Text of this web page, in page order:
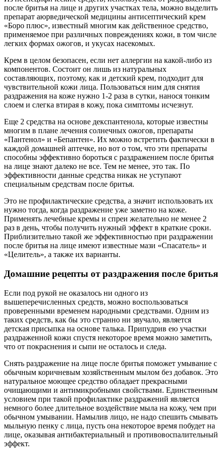
после бритья на лице и других участках тела, можно выделить
препарат аюрведической медицины антисептический крем
«Боро плюс», известный многим как действенное средство,
применяемое при различных повреждениях кожи, в том числе
легких формах ожогов, и укусах насекомых.
Крем в целом безопасен, если нет аллергии на какой-либо из
компонентов. Состоит он лишь из натуральных
составляющих, поэтому, как и детский крем, подходит для
чувствительной кожи лица. Пользоваться ним для снятия
раздражения на коже нужно 1-2 раза в сутки, нанося тонким
слоем и слегка втирая в кожу, пока симптомы исчезнут.
Еще 2 средства на основе декспантенола, которые известны
многим в плане лечения солнечных ожогов, препараты
«Пантенол» и «Бепантен». Их можно встретить фактически в
каждой домашней аптечке, но вот о том, что эти препараты
способны эффективно бороться с раздражением после бритья
на лице знают далеко не все. Тем не менее, это так. По
эффективности данные средства никак не уступают
специальным средствам после бритья.
Это не профилактические средства, а значит использовать их
нужно тогда, когда раздражение уже заметно на коже.
Применять лечебные кремы и спреи желательно не менее 2
раз в день, чтобы получить нужный эффект в краткие сроки.
Приблизительно такой же эффективностью при раздражении
после бритья на лице имеют известные мази «Спасатель» и
«Целитель», а также их варианты.
Домашние рецепты от раздражения после бритья
Если под рукой не оказалось ни одного из
вышеперечисленных средств, можно воспользоваться
проверенными временем народными средствами. Одним из
таких средств, как бы это странно ни звучало, является
детская присыпка на основе талька. Припудрив ею участки
раздраженной кожи спустя некоторое время можно заметить,
что от покраснения и сыпи не осталось и следа.
Снять раздражение на лице после бритья поможет умывание с
обычным коричневым хозяйственным мылом без добавок. Это
натуральное моющее средство обладает прекрасными
очищающими и антимикробными свойствами. Единственным
условием при такой профилактике раздражений является
немного более длительное воздействие мыла на кожу, чем при
обычном умывании. Намылив лицо, не надо спешить смывать
мыльную пенку с лица, пусть она некоторое время побудет на
лице, оказывая антибактериальный и противовоспалительный
эффект.